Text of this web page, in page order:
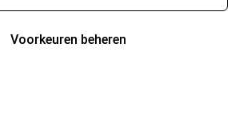
Voorkeuren beheren